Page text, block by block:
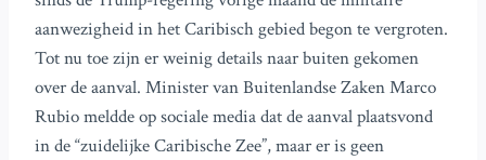
aanwezigheid in het Caribisch gebied begon te vergroten.
Tot nu toe zijn er weinig details naar buiten gekomen
over de aanval. Minister van Buitenlandse Zaken Marco
Rubio meldde op sociale media dat de aanval plaatsvond
in de “zuidelijke Caribische Zee”, maar er is geen